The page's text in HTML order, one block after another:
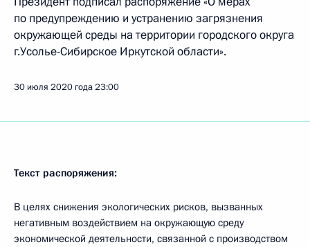
по предупреждению и устранению загрязнения
окружающей среды на территории городского округа
г.Усолье-Сибирское Иркутской области».
30 июля 2020 года23:00
Текст распоряжения:
В целях снижения экологических рисков, вызванных
негативным воздействием на окружающую среду
экономической деятельности, связанной с производством